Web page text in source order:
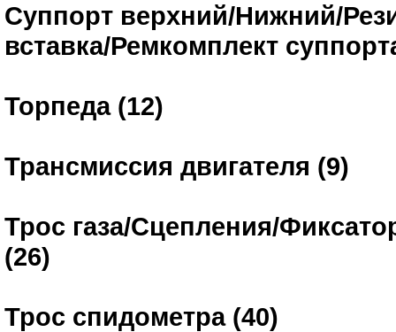
Суппорт верхний/Нижний/
вставка/Ремкомплект
Торпеда (12)
Трансмиссия двигателя (9)
Трос газа/Сцепления/
(26)
Трос спидометра (40)